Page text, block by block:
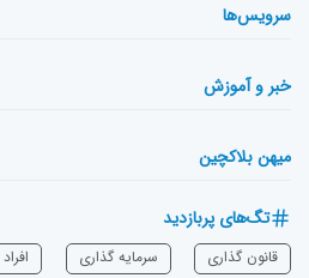
سرویس‌ها
خبر و آموزش
میهن بلاکچین
تگ‌های پربازدید
قانون گذاری سرمایه‌ گذاری